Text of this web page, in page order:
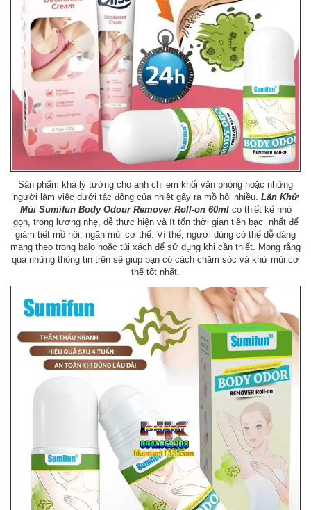
Sản phẩm khá lý tưởng cho anh chị em khối văn phòng hoặc những
người làm việc dưới tác động của nhiệt gây ra mồ hôi nhiều. Lăn Khử
Mùi Sumifun Body Odour Remover Roll-on 60mlcó thiết kế nhỏ
gọn, trong lượng nhẹ, dễ thực hiện và ít tốn thời gian tiền bạc nhất để
giảm tiết mồ hôi, ngăn mùi cơ thể. Vì thế, người dùng có thể dễ dàng
mang theo trong balo hoặc túi xách để sử dụng khi cần thiết. Mong rằng
qua những thông tin trên sẽ giúp bạn có cách chăm sóc và khử mùi cơ
thể tốt nhất.